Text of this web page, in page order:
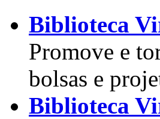
Biblioteca
Promove e
bolsas e
Biblioteca